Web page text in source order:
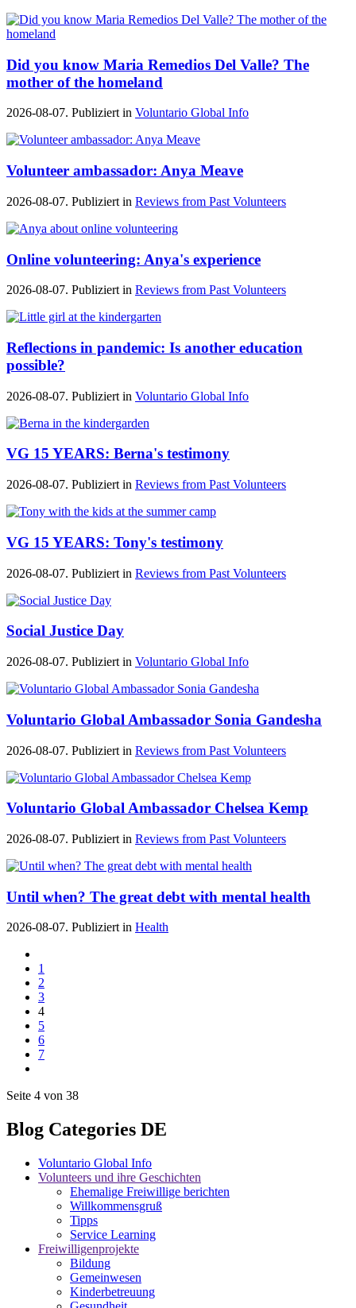
Did you know Maria Remedios Del Valle? The
mother of the homeland
2026-08-07. Publiziert in Voluntario Global Info
Volunteer ambassador: Anya Meave
2026-08-07. Publiziert in Reviews from Past Volunteers
Online volunteering: Anya's experience
2026-08-07. Publiziert in Reviews from Past Volunteers
Reflections in pandemic: Is another education
possible?
2026-08-07. Publiziert in Voluntario Global Info
VG 15 YEARS: Berna's testimony
2026-08-07. Publiziert in Reviews from Past Volunteers
VG 15 YEARS: Tony's testimony
2026-08-07. Publiziert in Reviews from Past Volunteers
Social Justice Day
2026-08-07. Publiziert in Voluntario Global Info
Voluntario Global Ambassador Sonia Gandesha
2026-08-07. Publiziert in Reviews from Past Volunteers
Voluntario Global Ambassador Chelsea Kemp
2026-08-07. Publiziert in Reviews from Past Volunteers
Until when? The great debt with mental health
2026-08-07. Publiziert in Health
1
2
3
4
5
6
7
Seite 4 von 38
Blog Categories DE
Voluntario Global Info
Volunteers und ihre Geschichten
Ehemalige Freiwillige berichten
Willkommensgruß
Tipps
Service Learning
Freiwilligenprojekte
Bildung
Gemeinwesen
Kinderbetreuung